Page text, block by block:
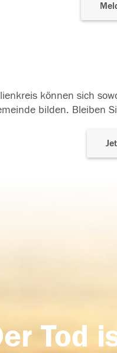
können sich
bilden. Bleiben
Tod